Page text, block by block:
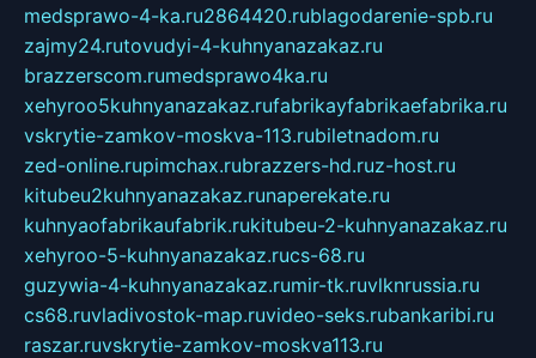
medsprawo-4-ka.ru2864420.rublagodarenie-spb.ru
zajmy24.rutovudyi-4-kuhnyanazakaz.ru
brazzerscom.rumedsprawo4ka.ru
xehyroo5kuhnyanazakaz.rufabrikayfabrikaefabrika.ru
vskrytie-zamkov-moskva-113.rubiletnadom.ru
zed-online.rupimchax.rubrazzers-hd.ruz-host.ru
kitubeu2kuhnyanazakaz.runaperekate.ru
kuhnyaofabrikaufabrik.rukitubeu-2-kuhnyanazakaz.ru
xehyroo-5-kuhnyanazakaz.rucs-68.ru
guzywia-4-kuhnyanazakaz.rumir-tk.ruvlknrussia.ru
cs68.ruvladivostok-map.ruvideo-seks.rubankaribi.ru
raszar.ruvskrytie-zamkov-moskva113.ru